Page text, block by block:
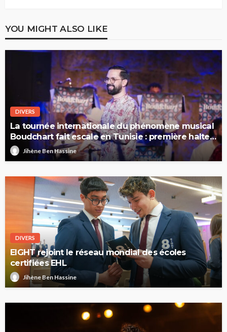
YOU MIGHT ALSO LIKE
DIVERS
La tournée internationale du phénomène musical
Boudchart fait escale en Tunisie : première halte
à SfaxJihène Ben Hassine
DIVERS
EIGHT rejoint le réseau mondial des écoles
certifiées EHL
Jihène Ben Hassine